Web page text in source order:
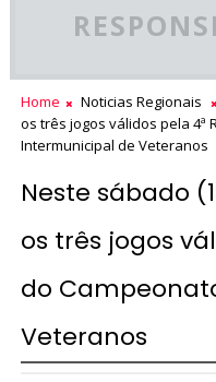
Home Noticias Regionais
os três jogos válidos pela 4ª
Intermunicipal de Veteranos
Neste sábado
os três jogos
do
Veteranos